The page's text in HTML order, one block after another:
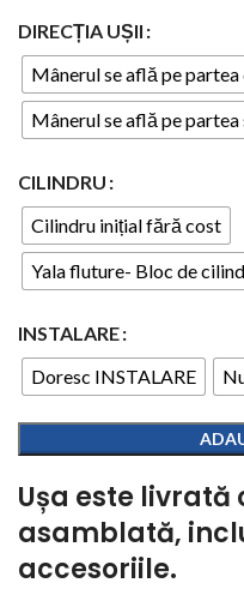
DIRECȚIA UȘII
Mânerul se află pe
Mânerul se află pe
CILINDRU
Cilindru inițial fără cost
Yala fluture- Bloc de
INSTALARE
Doresc INSTALARE
Ușa este livrată
asamblată,
accesoriile.